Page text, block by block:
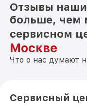
Отзывы
больше, чем
сервисном
Москве
Что о нас думают
Сервисный